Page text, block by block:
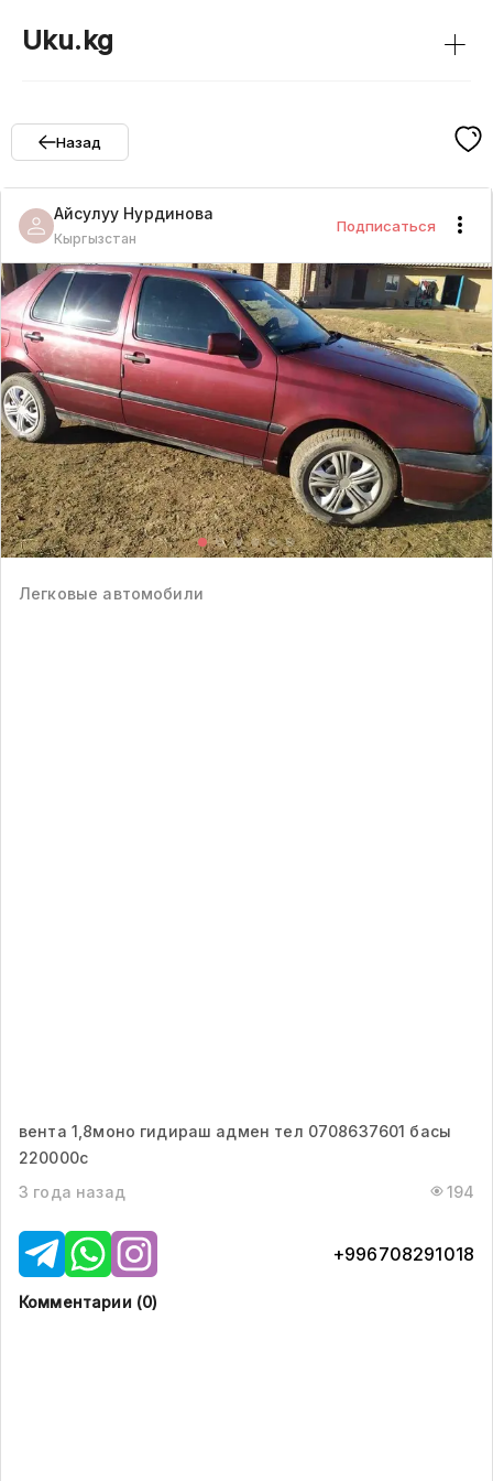
Uku.kg +
Назад
Айсулуу Нурдинова
Кыргызстан
Подписаться
Легковые автомобили
вента 1,8моно гидираш адмен тел 0708637601 басы
220000с
3 года назад
194
+996708291018
Комментарии (0)